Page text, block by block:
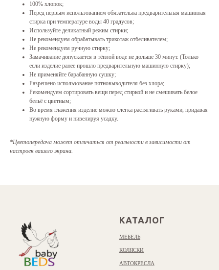
100% хлопок;
Перед первым использованием обязательна предварительная машинная
стирка при температуре воды 40 градусов;
Используйте деликатный режим стирки;
Не рекомендуем обрабатывать трикотаж отбеливателем;
Не рекомендуем ручную стирку;
Замачивание допускается в тёплой воде не дольше 30 минут. (Только
если изделие ранее прошло предварительную машинную стирку);
Не применяйте барабанную сушку;
Разрешено использование пятновыводителя без хлора;
Рекомендуем сортировать вещи перед стиркой и не смешивать белое
бельё с цветным;
Во время глажения изделие можно слегка растягивать руками, придавая
нужную форму и нивелируя усадку.
*Цветопередача может отличаться от реальности в зависимости от
настроек вашего экрана.
КАТАЛОГ
МЕБЕЛЬ
КОЛЯСКИ
АВТОКРЕСЛА